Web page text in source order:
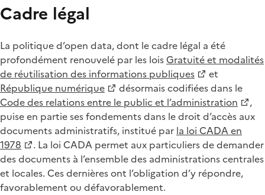
Cadre légal
La politique d’open data, dont le cadre légal a été
profondément renouvelé par les loisGratuité et modalités
de réutilisation des informations publiques
et
République numérique
désormais codifiées dans le
Code des relations entre le public et l’administration
,
puise en partie ses fondements dans le droit d’accès aux
documents administratifs, institué par la loi CADA en
1978
. La loi CADA permet aux particuliers de demander
des documents à l’ensemble des administrations centrales
et locales. Ces dernières ont l’obligation d’y répondre,
favorablement ou défavorablement.